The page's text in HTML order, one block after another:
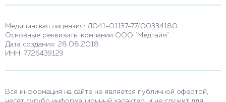
Медицинская лицензия: Л041-01137-77/00334180
Основные реквизиты компании ООО "Медтайм"
Дата создания: 28.08.2018
ИНН: 7726439129
Вся информация на сайте не является публичной офертой,